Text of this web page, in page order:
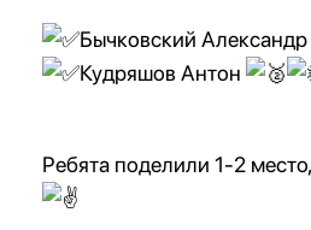
Бычковский Александр
Кудряшов Антон
Ребята поделили 1-2